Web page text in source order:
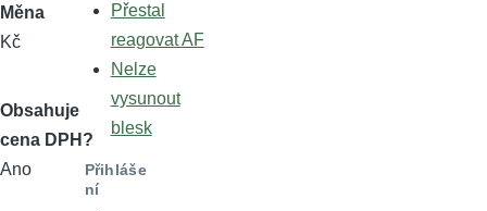
Měna
Kč
Obsahuje
cena DPH?
Ano
Přestal
reagovat AF
Nelze
vysunout
blesk
Přihláše
ní